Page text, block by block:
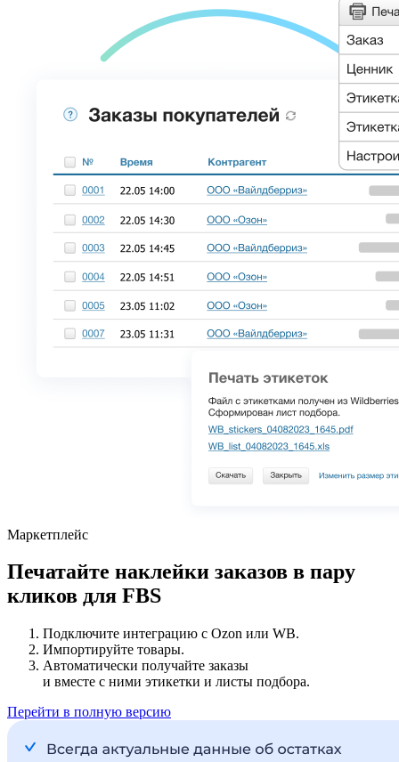
Маркетплейс
Печатайте наклейки заказов в пару
кликов для FBS
Подключите интеграцию с Ozon или WB.
Импортируйте товары.
Автоматически получайте заказы
и вместе с ними этикетки и листы подбора.
Перейти в полную версию